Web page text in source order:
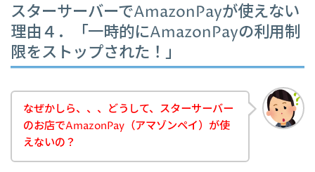
スターサーバーでAmazonPayが使えない
理由４．「一時的にAmazonPayの利用制
限をストップされた！」
なぜかしら、、、どうして、スターサーバー
のお店でAmazonPay（アマゾンペイ）が使
えないの？